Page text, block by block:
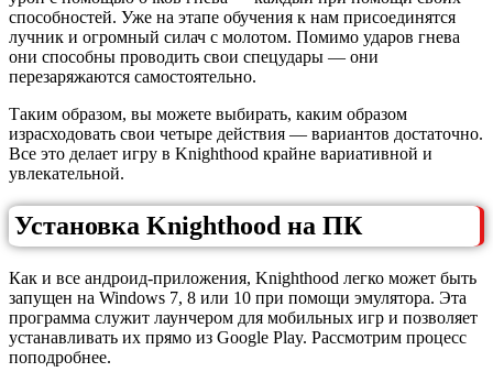
способностей. Уже на этапе обучения к нам присоединятся
лучник и огромный силач с молотом. Помимо ударов гнева
они способны проводить свои спецудары — они
перезаряжаются самостоятельно.
Таким образом, вы можете выбирать, каким образом
израсходовать свои четыре действия — вариантов достаточно.
Все это делает игру в Knighthood крайне вариативной и
увлекательной.
Установка Knighthood на ПК
Как и все андроид-приложения, Knighthood легко может быть
запущен на Windows 7, 8 или 10 при помощи эмулятора. Эта
программа служит лаунчером для мобильных игр и позволяет
устанавливать их прямо из Google Play. Рассмотрим процесс
поподробнее.